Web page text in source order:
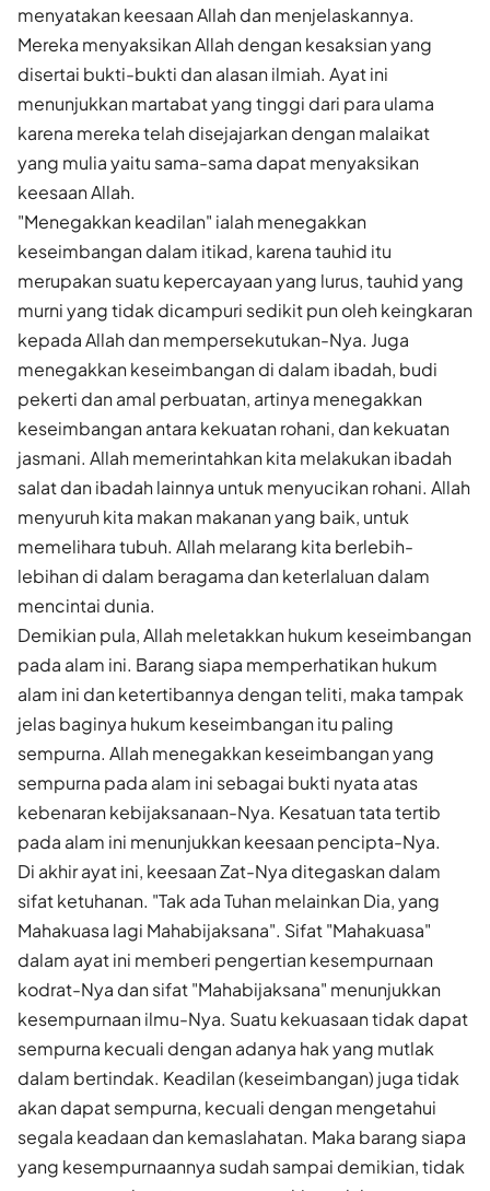
menyatakan keesaan Allah dan menjelaskannya.
Mereka menyaksikan Allah dengan kesaksian yang
disertai bukti-bukti dan alasan ilmiah. Ayat ini
menunjukkan martabat yang tinggi dari para ulama
karena mereka telah disejajarkan dengan malaikat
yang mulia yaitu sama-sama dapat menyaksikan
keesaan Allah.
"Menegakkan keadilan" ialah menegakkan
keseimbangan dalam itikad, karena tauhid itu
merupakan suatu kepercayaan yang lurus, tauhid yang
murni yang tidak dicampuri sedikit pun oleh keingkaran
kepada Allah dan mempersekutukan-Nya. Juga
menegakkan keseimbangan di dalam ibadah, budi
pekerti dan amal perbuatan, artinya menegakkan
keseimbangan antara kekuatan rohani, dan kekuatan
jasmani. Allah memerintahkan kita melakukan ibadah
salat dan ibadah lainnya untuk menyucikan rohani. Allah
menyuruh kita makan makanan yang baik, untuk
memelihara tubuh. Allah melarang kita berlebih-
lebihan di dalam beragama dan keterlaluan dalam
mencintai dunia.
Demikian pula, Allah meletakkan hukum keseimbangan
pada alam ini. Barang siapa memperhatikan hukum
alam ini dan ketertibannya dengan teliti, maka tampak
jelas baginya hukum keseimbangan itu paling
sempurna. Allah menegakkan keseimbangan yang
sempurna pada alam ini sebagai bukti nyata atas
kebenaran kebijaksanaan-Nya. Kesatuan tata tertib
pada alam ini menunjukkan keesaan pencipta-Nya.
Di akhir ayat ini, keesaan Zat-Nya ditegaskan dalam
sifat ketuhanan. "Tak ada Tuhan melainkan Dia, yang
Mahakuasa lagi Mahabijaksana". Sifat "Mahakuasa"
dalam ayat ini memberi pengertian kesempurnaan
kodrat-Nya dan sifat "Mahabijaksana" menunjukkan
kesempurnaan ilmu-Nya. Suatu kekuasaan tidak dapat
sempurna kecuali dengan adanya hak yang mutlak
dalam bertindak. Keadilan (keseimbangan) juga tidak
akan dapat sempurna, kecuali dengan mengetahui
segala keadaan dan kemaslahatan. Maka barang siapa
yang kesempurnaannya sudah sampai demikian, tidak